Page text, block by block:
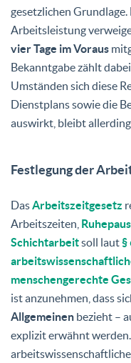
gesetzlichen
Arbeitsleistung
vier Tage im Voraus
Bekanntgabe zählt
Umständen sich diese
Dienstplans sowie die
auswirkt, bleibt
Festlegung der
DasArbeitszeitgesetz
Arbeitszeiten,
Schichtarbeitsoll laut§
menschengerechte
ist anzunehmen, dass
Allgemeinen bezieht –
explizit erwähnt